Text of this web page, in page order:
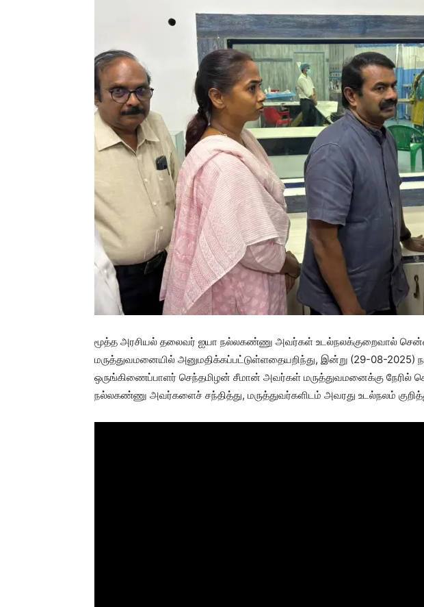
மூத்த அரசியல் தலைவர் ஐயா நல்லகண்ணு அவர்கள் உடல்நலக்குறைவால்
மருத்துவமனையில் அனுமதிக்கப்பட்டுள்ளதையறிந்து, இன்று (29-08-2025)
ஒருங்கிணைப்பாளர் செந்தமிழன் சீமான் அவர்கள் மருத்துவமனைக்கு நேரில்
நல்லகண்ணு அவர்களைச் சந்தித்து, மருத்துவர்களிடம் அவரது உடல்நலம்